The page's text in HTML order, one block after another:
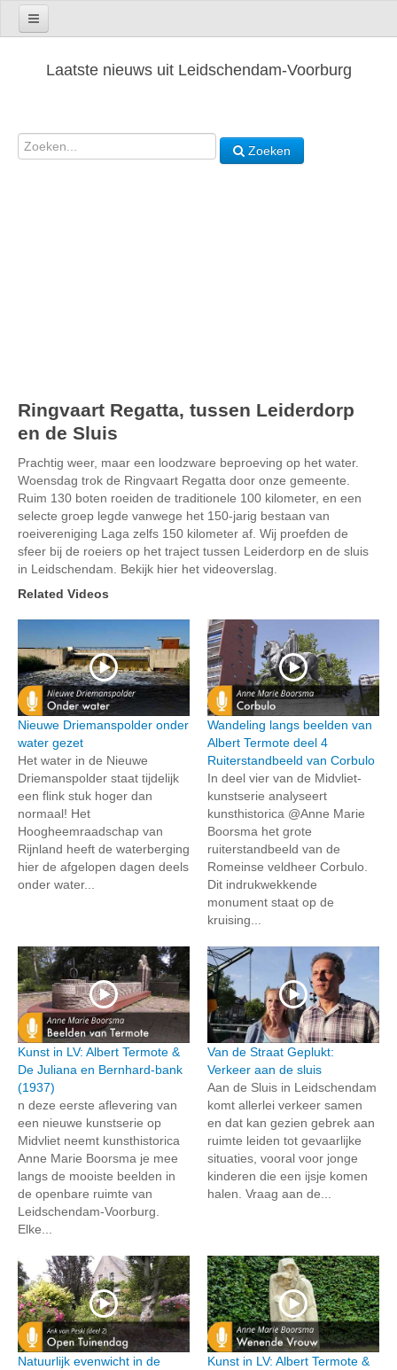
Laatste nieuws uit Leidschendam-Voorburg
Zoeken
Ringvaart Regatta, tussen Leiderdorp
en de Sluis
Prachtig weer, maar een loodzware beproeving op het water.
Woensdag trok de Ringvaart Regatta door onze gemeente.
Ruim 130 boten roeiden de traditionele 100 kilometer, en een
selecte groep legde vanwege het 150-jarig bestaan van
roeivereniging Laga zelfs 150 kilometer af. Wij proefden de
sfeer bij de roeiers op het traject tussen Leiderdorp en de sluis
in Leidschendam. Bekijk hier het videoverslag.
Related Videos
Nieuwe Driemanspolder onder
water gezet
Het water in de Nieuwe
Driemanspolder staat tijdelijk
een flink stuk hoger dan
normaal! Het
Hoogheemraadschap van
Rijnland heeft de waterberging
hier de afgelopen dagen deels
onder water...
Wandeling langs beelden van
Albert Termote deel 4
Ruiterstandbeeld van Corbulo
In deel vier van de Midvliet-
kunstserie analyseert
kunsthistorica @Anne Marie
Boorsma het grote
ruiterstandbeeld van de
Romeinse veldheer Corbulo.
Dit indrukwekkende
monument staat op de
kruising...
Kunst in LV: Albert Termote &
De Juliana en Bernhard-bank
(1937)
n deze eerste aflevering van
een nieuwe kunstserie op
Midvliet neemt kunsthistorica
Anne Marie Boorsma je mee
langs de mooiste beelden in
de openbare ruimte van
Leidschendam-Voorburg.
Elke...
Van de Straat Geplukt:
Verkeer aan de sluis
Aan de Sluis in Leidschendam
komt allerlei verkeer samen
en dat kan gezien gebrek aan
ruimte leiden tot gevaarlijke
situaties, vooral voor jonge
kinderen die een ijsje komen
halen. Vraag aan de...
Natuurlijk evenwicht in de
Kunst in LV: Albert Termote &